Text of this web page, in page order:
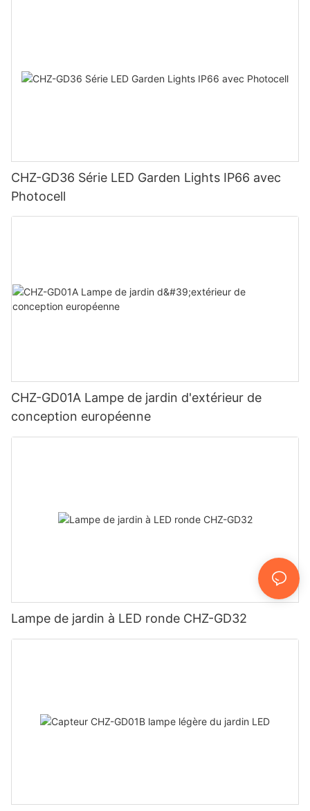
CHZ-GD36 Série LED Garden Lights IP66 avec
Photocell
CHZ-GD01A Lampe de jardin d'extérieur de
conception européenne
Lampe de jardin à LED ronde CHZ-GD32